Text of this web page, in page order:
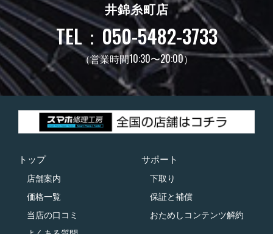
井錦糸町店
TEL：050-5482-3733
（営業時間10:30〜20:00）
トップ
店舗案内
価格一覧
当店の口コミ
サポート
下取り
保証と補償
おためしコンテンツ解約